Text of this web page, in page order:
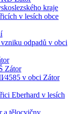
kraje
v lesích obce
vzniku odpadů v obci
Zátor
v obci Zátor
Eberhard v lesích
a tělocvičny